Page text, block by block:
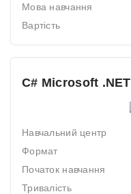
Мова навчання
Вартість
C# Microsoft .NET
Навчальний центр
Формат
Початок навчання
Тривалість